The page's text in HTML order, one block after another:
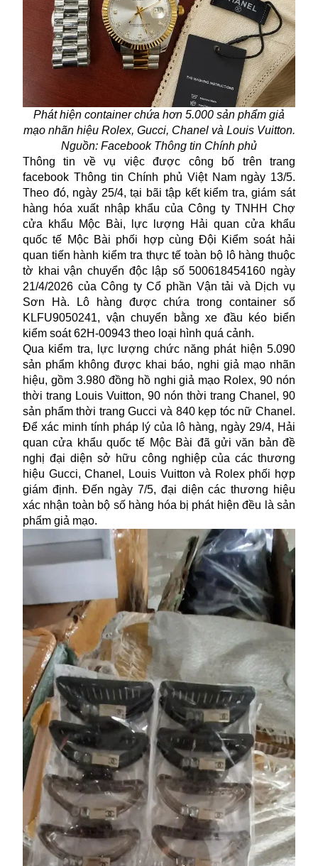
Phát hiện container chứa hơn 5.000 sản phẩm giả
mạo nhãn hiệu Rolex, Gucci, Chanel và Louis Vuitton.
Nguồn: Facebook Thông tin Chính phủ
Thông tin về vụ việc được công bố trên trang
facebook Thông tin Chính phủ Việt Nam ngày 13/5.
Theo đó, ngày 25/4, tại bãi tập kết kiểm tra, giám sát
hàng hóa xuất nhập khẩu của Công ty TNHH Chợ
cửa khẩu Mộc Bài, lực lượng Hải quan cửa khẩu
quốc tế Mộc Bài phối hợp cùng Đội Kiểm soát hải
quan tiến hành kiểm tra thực tế toàn bộ lô hàng thuộc
tờ khai vận chuyển độc lập số 500618454160 ngày
21/4/2026 của Công ty Cổ phần Vận tải và Dịch vụ
Sơn Hà. Lô hàng được chứa trong container số
KLFU9050241, vận chuyển bằng xe đầu kéo biển
kiểm soát 62H-00943 theo loại hình quá cảnh.
Qua kiểm tra, lực lượng chức năng phát hiện 5.090
sản phẩm không được khai báo, nghi giả mạo nhãn
hiệu, gồm 3.980 đồng hồ nghi giả mạo Rolex, 90 nón
thời trang Louis Vuitton, 90 nón thời trang Chanel, 90
sản phẩm thời trang Gucci và 840 kẹp tóc nữ Chanel.
Để xác minh tính pháp lý của lô hàng, ngày 29/4, Hải
quan cửa khẩu quốc tế Mộc Bài đã gửi văn bản đề
nghị đại diện sở hữu công nghiệp của các thương
hiệu Gucci, Chanel, Louis Vuitton và Rolex phối hợp
giám định. Đến ngày 7/5, đại diện các thương hiệu
xác nhận toàn bộ số hàng hóa bị phát hiện đều là sản
phẩm giả mạo.